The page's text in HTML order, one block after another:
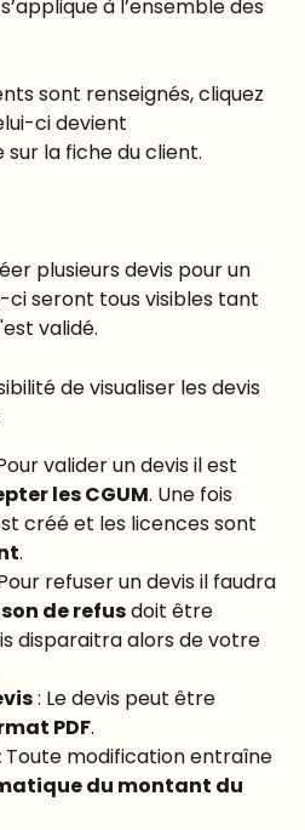
à l’ensemble des
sont renseignés, cliquez
ci devient
la fiche du client.
plusieurs devis pour un
seront tous visibles tant
validé.
de visualiser les devis
valider un devis il est
les CGUM. Une fois
créé et les licences sont
.
refuser un devis il faudra
de refus doit être
disparaitra alors de votre
: Le devis peut être
PDF.
Toute modification entraîne
du montant du